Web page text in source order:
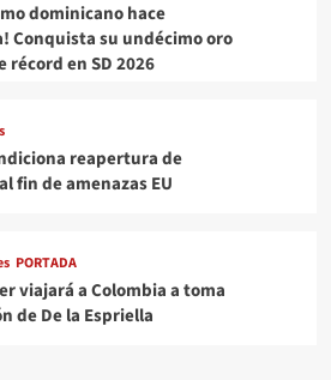
dominicano hace
Conquista su undécimo oro
récord en SD 2026
reapertura de
fin de amenazas EU
PORTADA
viajará a Colombia a toma
de De la Espriella